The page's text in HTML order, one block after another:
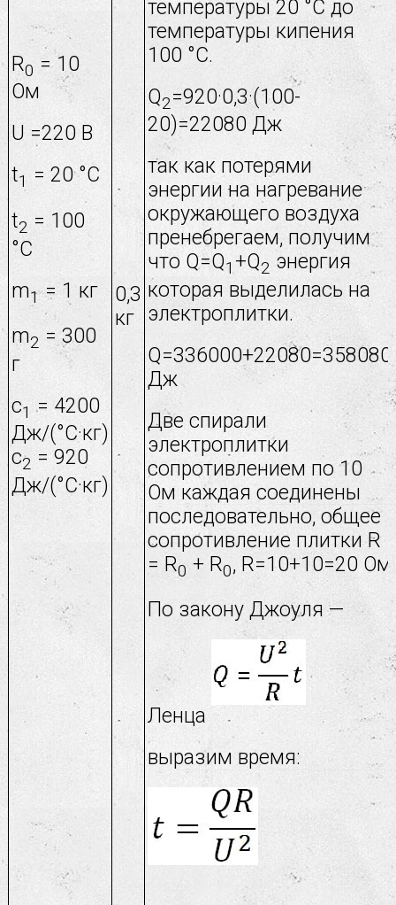
R0 = 10
Ом
U =220 В
t1 = 20 °С
t2 = 100
°С
m1= 1 кг
m2 = 300
г
с1 = 4200
Дж/(°С·кг)
с2 = 920
Дж/(°С·кг)
0,3
кг
температуры 20 °С до
температуры кипения
100 °С.
Q2=920·0,3·(100-
20)=22080 Дж
так как потерями
энергии на нагревание
окружающего воздуха
пренебрегаем, получим
что Q=Q1+Q2 энергия
которая выделилась на
электроплитки.
Q=336000+22080=358080
Дж
Две спирали
электроплитки
сопротивлением по 10
Ом каждая соединены
последовательно, общее
сопротивление плитки R
= R0 + R0, R=10+10=20 Ом
По закону Джоуля —
Ленца
выразим время: